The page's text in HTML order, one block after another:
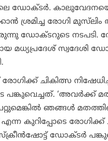
ഡോക്ടർ.
ശ്രമിച്ച രോഗി
ഡോക്ടറുടെ നടപടി.
മധ്യപ്രദേശ് സ്വദേശി
ചികിത്സ
പങ്കുവെച്ചത്. ‘അവർക്ക്
ഞങ്ങൾ
എന്ന കുറിപ്പോടെ രോഗിക്ക്
ഡോക്ടർ